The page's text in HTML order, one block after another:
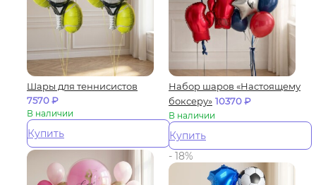
Шары для теннисистов
7570₽
В наличии
Купить
Набор шаров «Настоящему
боксеру» 10370₽
В наличии
Купить
- 18%